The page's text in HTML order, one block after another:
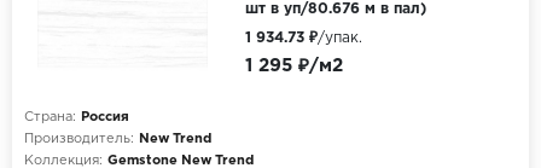
шт в уп/80.676 м в пал)
Страна:
Россия
Производитель:
New Trend
Коллекция: Gemstone New Trend
1 295 ₽/м2
1 934.73 ₽/упак.